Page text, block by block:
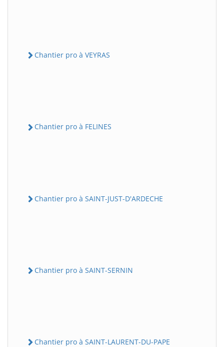
Chantier pro à VEYRAS
Chantier pro à FELINES
Chantier pro à SAINT-JUST-D'ARDECHE
Chantier pro à SAINT-SERNIN
Chantier pro à SAINT-LAURENT-DU-PAPE